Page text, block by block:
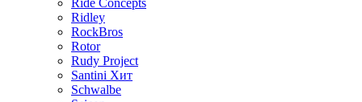
Ride Concepts
Ridley
RockBros
Rotor
Rudy Project
Santini Хит
Schwalbe